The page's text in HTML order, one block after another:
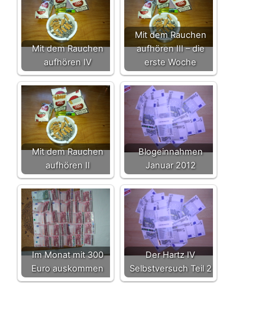
Mit dem Rauchen
aufhören IV
Mit dem Rauchen
aufhören III – die
erste Woche
Mit dem Rauchen
aufhören II
Blogeinnahmen
Januar 2012
Im Monat mit 300
Euro auskommen
Der Hartz IV
Selbstversuch Teil 2